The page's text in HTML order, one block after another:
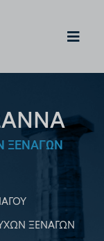
ΞΕΝΑΓΩΝ
ΞΕΝΑΓΩΝ